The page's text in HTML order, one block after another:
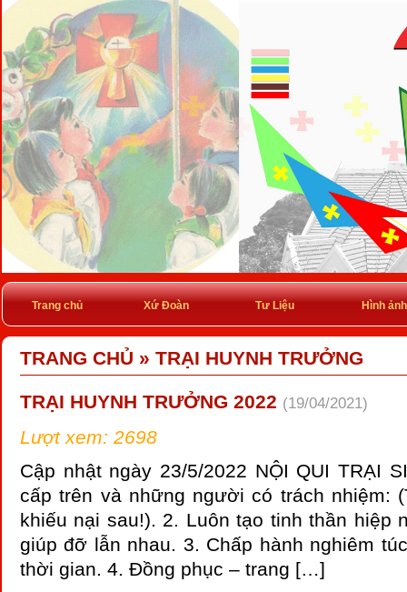
Trang chủ Xứ Đoàn Tư Liệu Hình ảnh
TRANG CHỦ » TRẠI HUYNH TRƯỞNG
TRẠI HUYNH TRƯỞNG 2022 (19/04/2021)
Lượt xem: 2698
Cập nhật ngày 23/5/2022 NỘI QUI TRẠI
cấp trên và những người có trách nhiệm:
khiếu nại sau!). 2. Luôn tạo tinh thần hiệp
giúp đỡ lẫn nhau. 3. Chấp hành nghiêm
thời gian. 4. Đồng phục – trang […]